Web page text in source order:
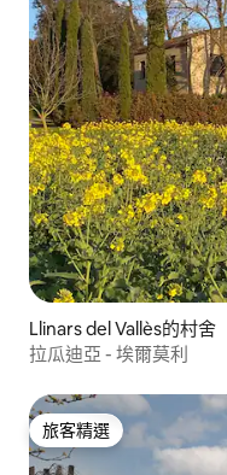
Llinars del Vallès的村舍
拉瓜迪亞 - 埃爾莫利
旅客精選
旅客精選